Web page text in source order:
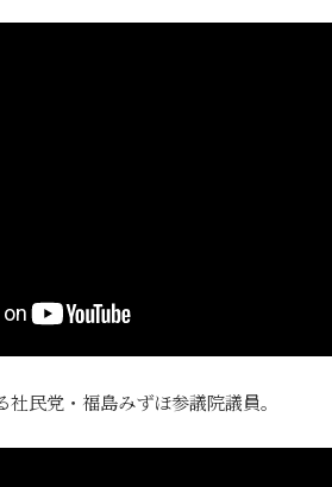
社民党・福島みずほ参議院議員。